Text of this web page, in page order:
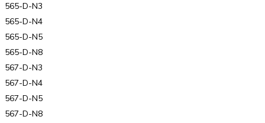
565-D-N3
565-D-N4
565-D-N5
565-D-N8
567-D-N3
567-D-N4
567-D-N5
567-D-N8